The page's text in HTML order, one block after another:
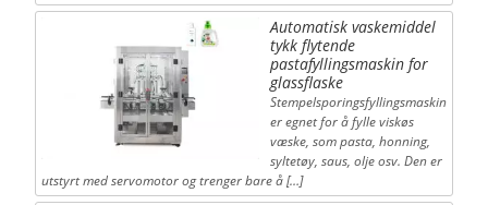
Automatisk vaskemiddel
tykk flytende
pastafyllingsmaskin for
glassflaske
Stempelsporingsfyllingsmaskin
er egnet for å fylle viskøs
væske, som pasta, honning,
syltetøy, saus, olje osv. Den er
utstyrt med servomotor og trenger bare å […]